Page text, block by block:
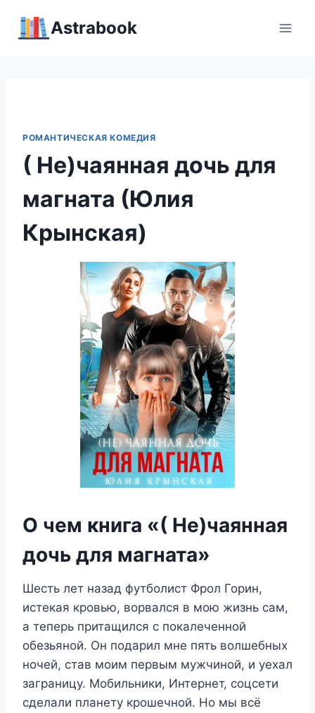
Аstrabook
РОМАНТИЧЕСКАЯ КОМЕДИЯ
( Не)чаянная дочь для
магната (Юлия
Крынская)
О чем книга «( Не)чаянная
дочь для магната»
Шесть лет назад футболист Фрол Горин,
истекая кровью, ворвался в мою жизнь сам,
а теперь притащился с покалеченной
обезьяной. Он подарил мне пять волшебных
ночей, став моим первым мужчиной, и уехал
заграницу. Мобильники, Интернет, соцсети
сделали планету крошечной. Но мы всё